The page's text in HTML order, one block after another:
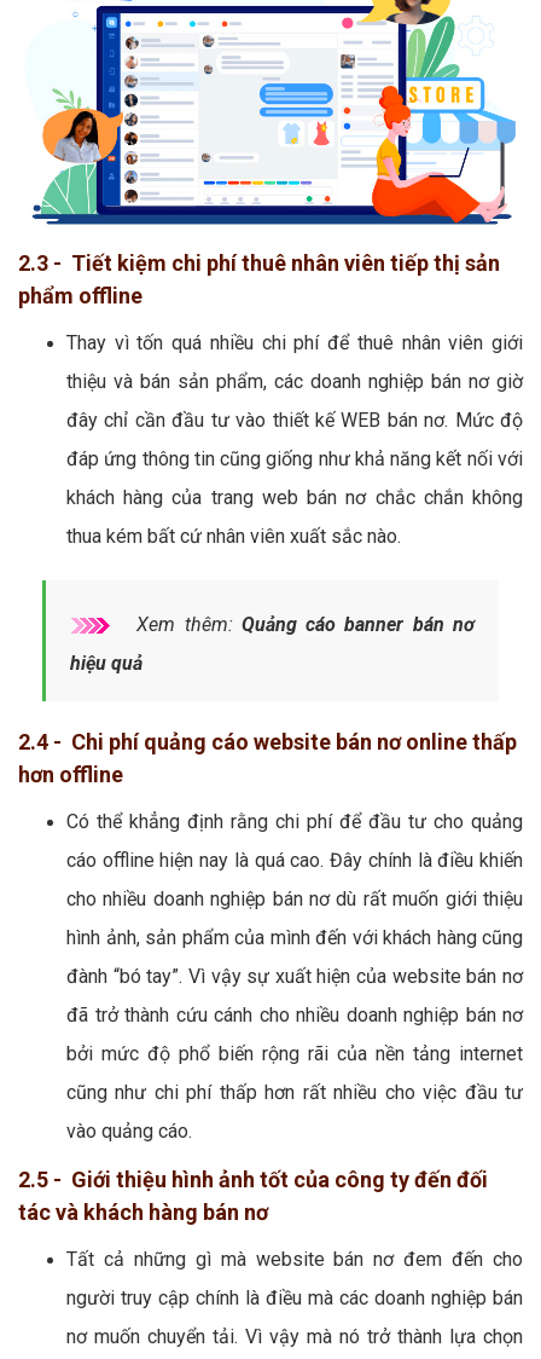
2.3 - Tiết kiệm chi phí thuê nhân viên tiếp thị sản
phẩm offline
Thay vì tốn quá nhiều chi phí để thuê nhân viên giới
thiệu và bán sản phẩm, các doanh nghiệp bán nơ giờ
đây chỉ cần đầu tư vào thiết kế WEB bán nơ. Mức độ
đáp ứng thông tin cũng giống như khả năng kết nối với
khách hàng của trang web bán nơ chắc chắn không
thua kém bất cứ nhân viên xuất sắc nào.
Xem thêm: Quảng cáo banner bán nơ
hiệu quả
2.4 - Chi phí quảng cáo website bán nơ online thấp
hơn offline
Có thể khẳng định rằng chi phí để đầu tư cho quảng
cáo offline hiện nay là quá cao. Đây chính là điều khiến
cho nhiều doanh nghiệp bán nơ dù rất muốn giới thiệu
hình ảnh, sản phẩm của mình đến với khách hàng cũng
đành “bó tay”. Vì vậy sự xuất hiện của website bán nơ
đã trở thành cứu cánh cho nhiều doanh nghiệp bán nơ
bởi mức độ phổ biến rộng rãi của nền tảng internet
cũng như chi phí thấp hơn rất nhiều cho việc đầu tư
vào quảng cáo.
2.5 - Giới thiệu hình ảnh tốt của công ty đến đối
tác và khách hàng bán nơ
Tất cả những gì mà website bán nơ đem đến cho
người truy cập chính là điều mà các doanh nghiệp bán
nơ muốn chuyển tải. Vì vậy mà nó trở thành lựa chọn